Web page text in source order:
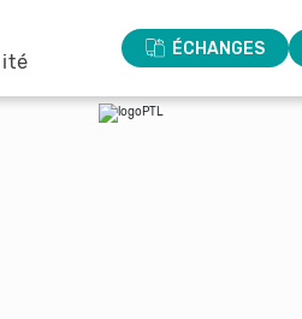
ÉCHANGES